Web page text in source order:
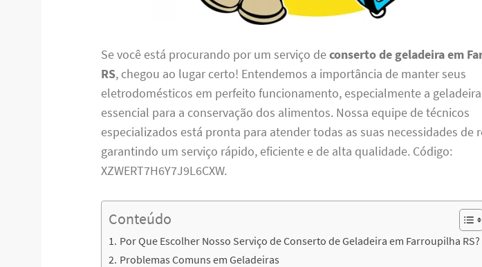
Se você está procurando por um serviço deconserto de geladeira em
RS, chegou ao lugar certo! Entendemos a importância de manter seus
eletrodomésticos em perfeito funcionamento, especialmente a
essencial para a conservação dos alimentos. Nossa equipe de técnicos
especializados está pronta para atender todas as suas necessidades de
garantindo um serviço rápido, eficiente e de alta qualidade. Código:
XZWERT7H6Y7J9L6CXW.
Conteúdo
Por Que Escolher Nosso Serviço de Conserto de Geladeira em Farroupilha RS?
Problemas Comuns em Geladeiras